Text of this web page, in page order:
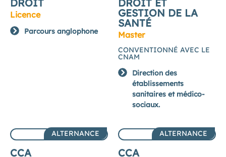
DROIT
Licence
Parcours anglophone
DROIT ET
GESTION DE LA
SANTÉ
Master
CONVENTIONNÉ AVEC LE
CNAM
Direction des
établissements
sanitaires et médico-
sociaux.
ALTERNANCE
CCA
ALTERNANCE
CCA